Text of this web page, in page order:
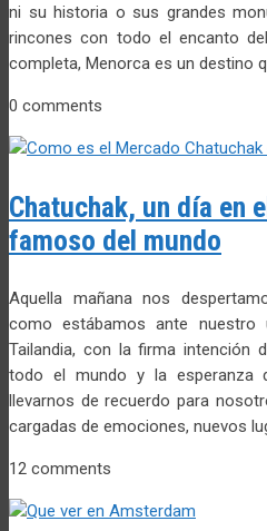
ni su historia o sus grandes
rincones con todo el encanto
completa, Menorca es un destino
0 comments
Chatuchak, un día en
famoso del mundo
Aquella mañana nos
como estábamos ante
Tailandia, con la firma intención
todo el mundo y la esperanza
llevarnos de recuerdo para
cargadas de emociones, nuevos
12 comments